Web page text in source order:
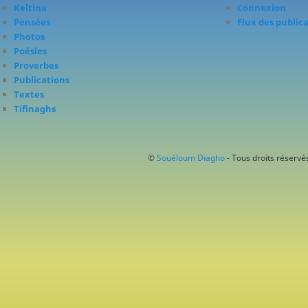
Keltina
Pensées
Photos
Poésies
Proverbes
Publications
Textes
Tifinaghs
Connexion
Flux des
© Souéloum Diagho- Tous droits